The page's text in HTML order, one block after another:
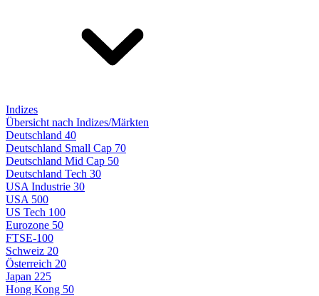
Indizes
Übersicht nach Indizes/Märkten
Deutschland 40
Deutschland Small Cap 70
Deutschland Mid Cap 50
Deutschland Tech 30
USA Industrie 30
USA 500
US Tech 100
Eurozone 50
FTSE-100
Schweiz 20
Österreich 20
Japan 225
Hong Kong 50